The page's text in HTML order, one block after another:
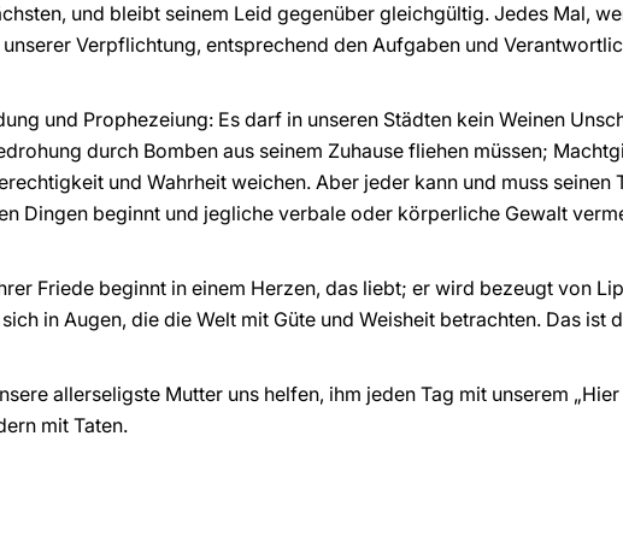
und bleibt seinem Leid gegenüber gleichgültig. Jedes Mal,
Verpflichtung, entsprechend den Aufgaben und
und Prophezeiung: Es darf in unseren Städten kein Weinen
durch Bomben aus seinem Zuhause fliehen müssen;
und Wahrheit weichen. Aber jeder kann und muss seinen
Dingen beginnt und jegliche verbale oder körperliche Gewalt
Friede beginnt in einem Herzen, das liebt; er wird bezeugt von
in Augen, die die Welt mit Güte und Weisheit betrachten. Das ist
allerseligste Mutter uns helfen, ihm jeden Tag mit unserem
mit Taten.